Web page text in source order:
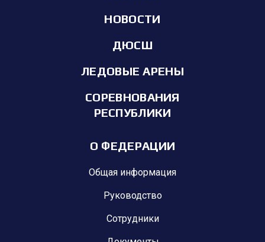
НОВОСТИ
ДЮСШ
ЛЕДОВЫЕ АРЕНЫ
СОРЕВНОВАНИЯ
РЕСПУБЛИКИ
О ФЕДЕРАЦИИ
Общая информация
Руководство
Сотрудники